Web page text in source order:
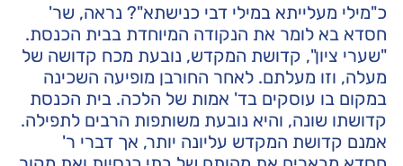
כ"מילי מעלייתא במילי דבי כנישתא"? נראה, שר'
חסדא בא לומר את הנקודה המיוחדת בבית הכנסת.
"שערי ציון", קדושת המקדש, נובעת מכח קדושה של
מעלה, וזו מעלתם. לאחר החורבן מופיעה השכינה
במקום בו עוסקים בד' אמות של הלכה. בית הכנסת
קדושתו שונה, והיא נובעת משותפות הרבים לתפילה.
אמנם קדושת המקדש עליונה יותר, אך דברי ר'